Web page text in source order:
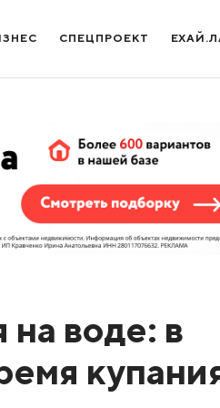
СПЕЦПРОЕКТ
воде: в